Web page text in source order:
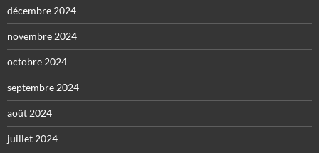
décembre 2024
novembre 2024
octobre 2024
septembre 2024
août 2024
juillet 2024